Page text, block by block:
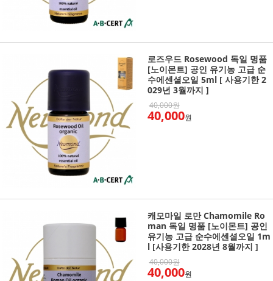
로즈우드 Rosewood 독일 명품
[노이몬트] 공인 유기농 고급 순
수에센셜오일 5ml [ 사용기한 2
029년 3월까지 ]
40,000원
40,000원
캐모마일 로만 Chamomile Ro
man 독일 명품 [노이몬트] 공인
유기농 고급 순수에센셜오일 1m
l [사용기한 2028년 8월까지 ]
40,000원
40,000원